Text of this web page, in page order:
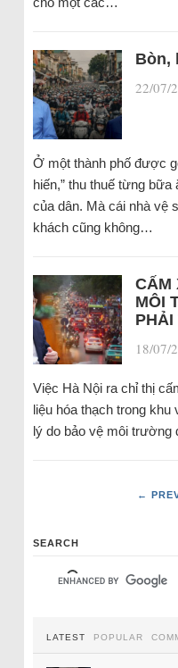
Bòn,
22/07/
Ở một thành phố được
hiến,” thu thuế từng
của dân. Mà cái nhà vệ
khách cũng không…
CẤM
MÔI
PHẢI
18/07/
Việc Hà Nội ra chỉ thị
liệu hóa thạch trong
lý do bảo vệ môi trường
←
SEARCH
LATEST POPULAR